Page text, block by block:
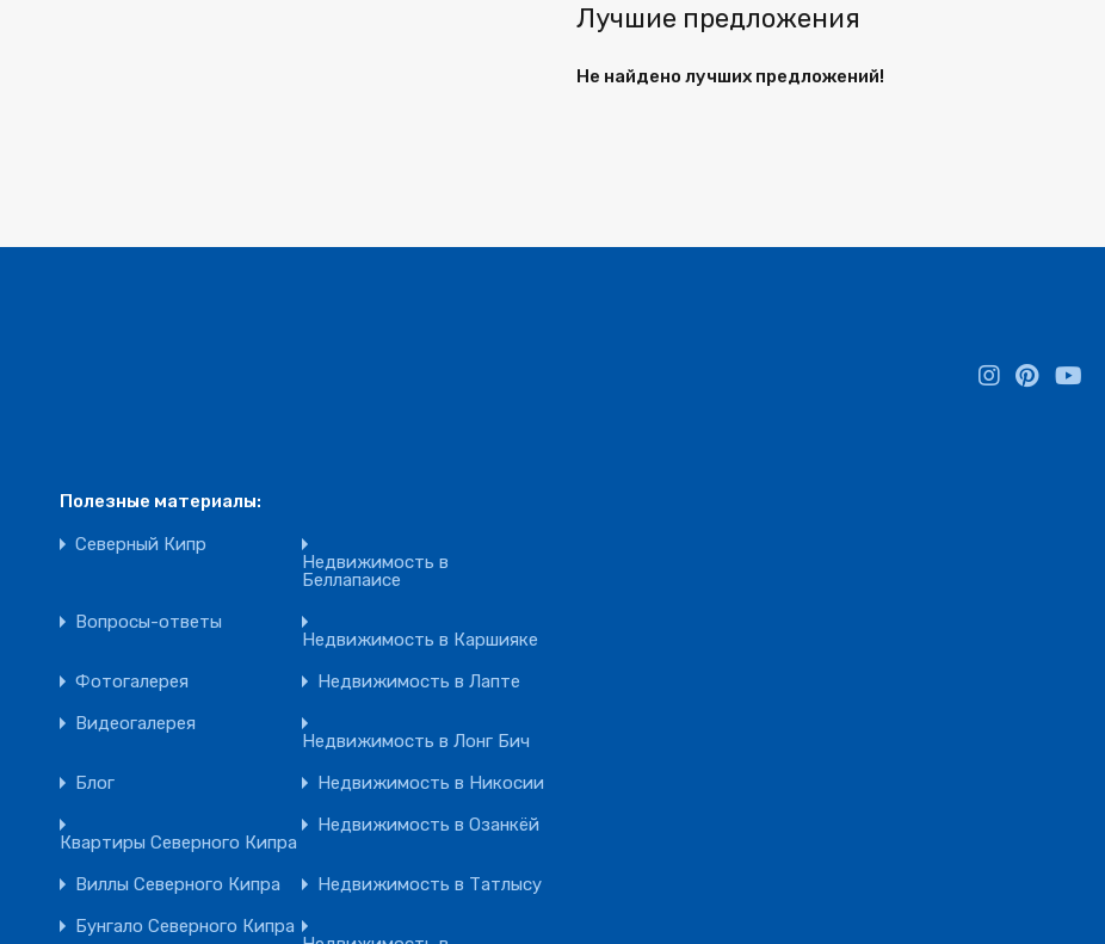
Лучшие предложения
Не найдено лучших предложений!
Полезные материалы:
Северный Кипр
Недвижимость в
Беллапаисе
Вопросы-ответы
Недвижимость в Каршияке
Фотогалерея
Недвижимость в Лапте
Видеогалерея
Недвижимость в Лонг Бич
Блог
Недвижимость в Никосии
Квартиры Северного Кипра
Недвижимость в Озанкёй
Виллы Северного Кипра
Недвижимость в Татлысу
Бунгало Северного Кипра